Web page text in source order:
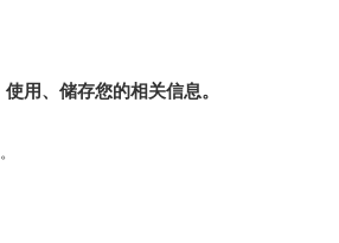
用、储存您的相关信息。